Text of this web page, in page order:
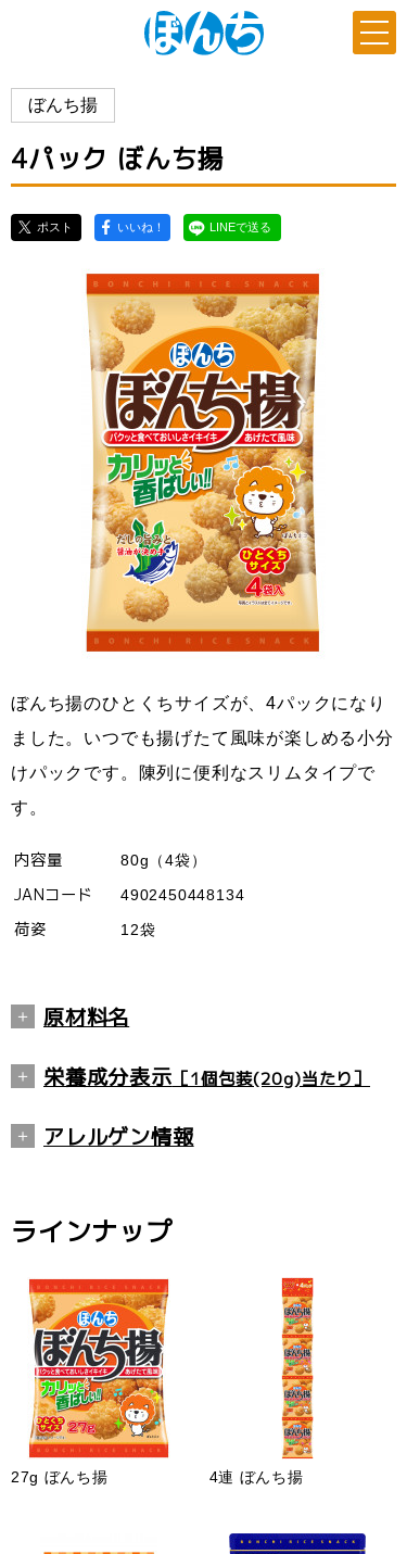
ぼんち揚
4パック ぼんち揚
ぼんち揚のひとくちサイズが、4パックになり
ました。いつでも揚げたて風味が楽しめる小分
けパックです。陳列に便利なスリムタイプで
す。
内容量 80g（4袋）
JANコード 4902450448134
荷姿 12袋
原材料名
しょうゆ（小麦・大豆を含む）、砂糖、か
つおだし粉末、昆布だし／加工デンプン、
栄養成分表示 ［1個包装(20g)当たり］
エネルギー 107kcal
炭水化物
食塩相当量 0.5g
※ウェブサイトに掲載されている本製品の原材
料名と栄養成分情報は食品表示基準に基づいて
いるため、製品パッケージに記載されている内
容と異なる場合がございます。ご購入、お召し
あがりの際には、お手元の製品パッケージの表
示をご確認ください。
アレルゲン情報
※
アレルゲン情報は、食品表示基準で義務付け
る20品目の合計29品目について掲載していま
す。
※本製品製造工場では、アレルゲンの表示が義
務付けされている「卵」「乳成分」「えび」
「落花生」を含む製品を製造しています。
ラインナップ
27g ぼんち揚 4連 ぼんち揚